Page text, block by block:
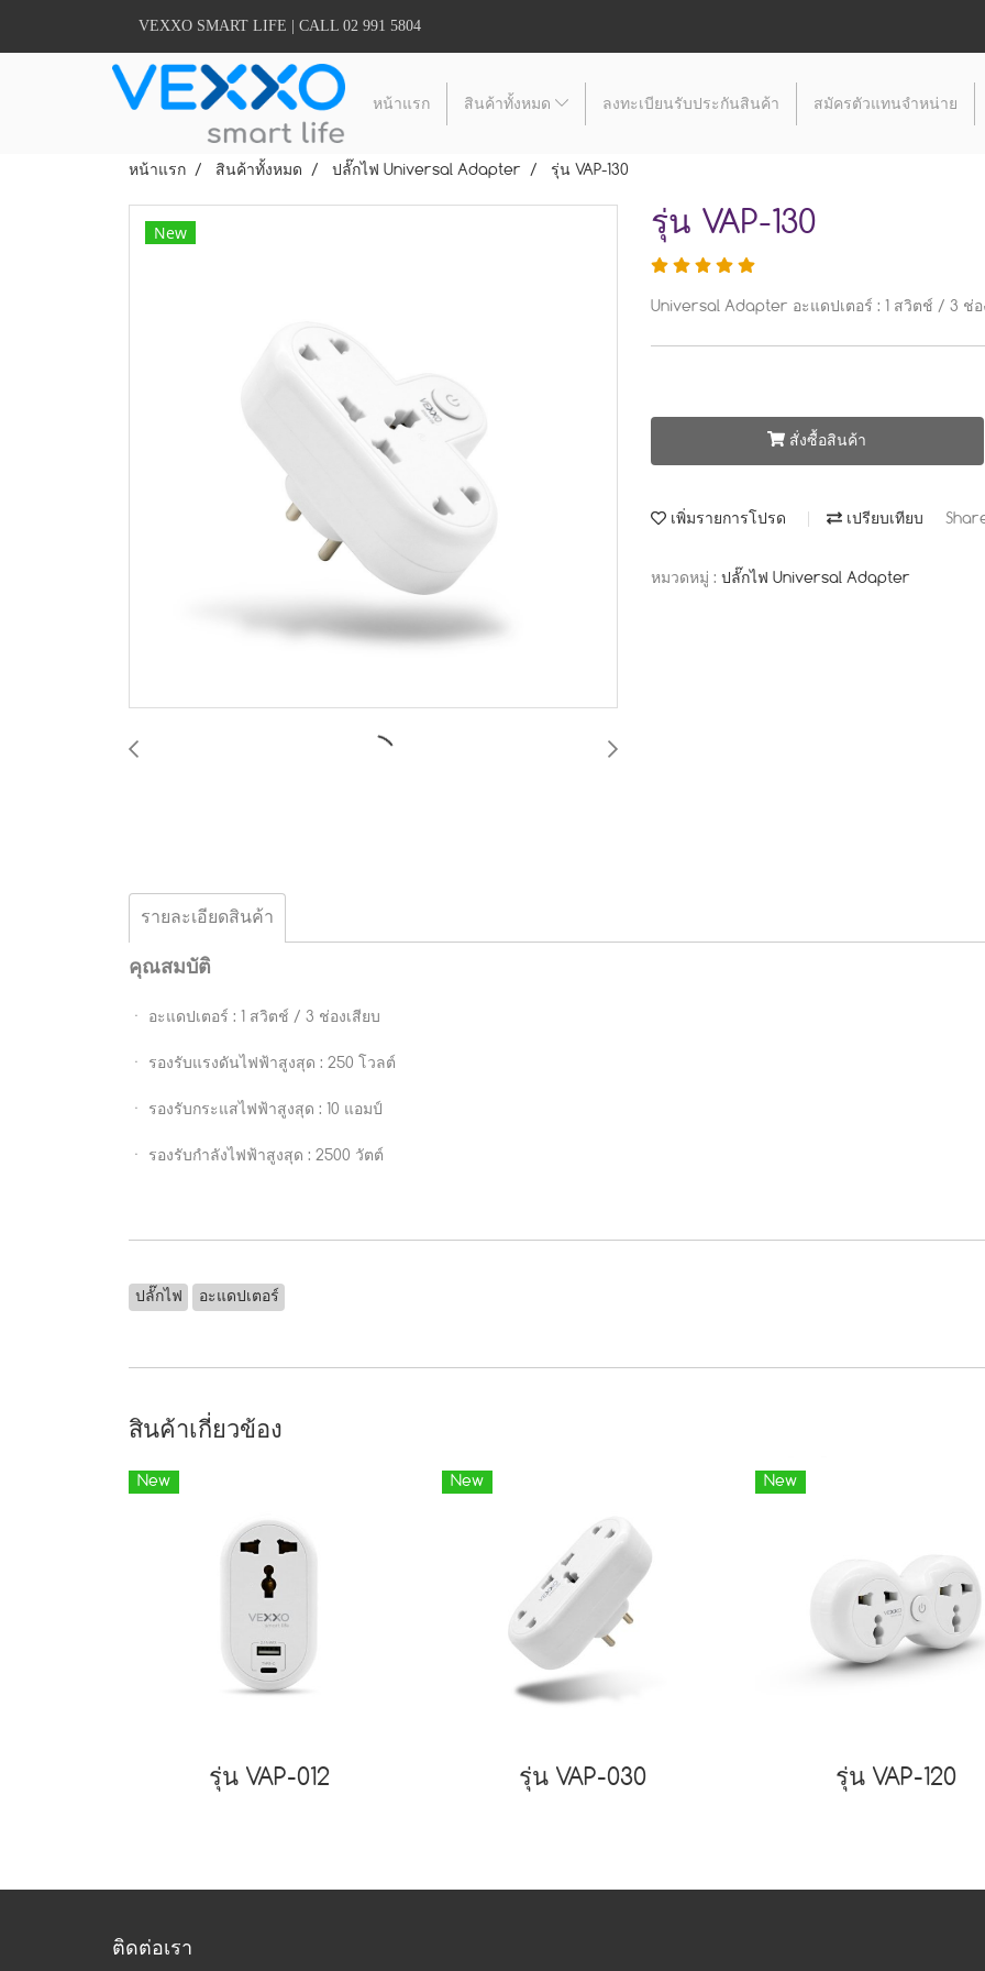
VEXXO SMART LIFE | CALL 02 991 5804
หน้าแรก สินค้าทั้งหมด ลงทะเบียนรับประกันสินค้า สมัครตัวแทนจำหน่าย
หน้าแรก สินค้าทั้งหมด ปลั๊กไฟ Universal Adapter รุ่น VAP-130
New รุ่น VAP-130
Universal Adapter อะแดปเตอร์ : 1 สวิตช์ / 3 ช่อ
สั่งซื้อสินค้า
เพิ่มรายการโปรด เปรียบเทียบ
หมวดหมู่ : ปลั๊กไฟ Universal Adapter
รายละเอียดสินค้า
คุณสมบัติ
ㆍ อะแดปเตอร์ : 1 สวิตช์ / 3 ช่องเสียบ
ㆍ รองรับแรงดันไฟฟ้าสูงสุด : 250 โวลต์
ㆍ รองรับกระแสไฟฟ้าสูงสุด : 10 แอมป์
ㆍ รองรับกำลังไฟฟ้าสูงสุด : 2500 วัตต์
ปลั๊กไฟ อะแดปเตอร์
สินค้าเกี่ยวข้อง
New
รุ่น VAP-012
New
รุ่น VAP-030
New
รุ่น VAP-120
ติดต่อเรา